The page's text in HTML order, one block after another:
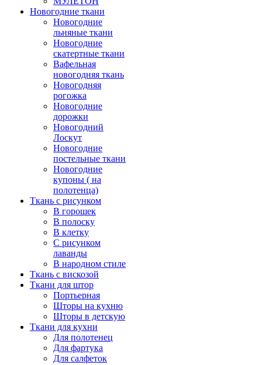
Новогодние ткани
Новогодние
льняные ткани
Новогодние
скатертные ткани
Вафельная
новогодняя ткань
Новогодняя
рогожка
Новогодние
дорожки
Новогодний
Лоскут
Новогодние
постельные ткани
Новогодние
купоны ( на
полотенца)
Ткань с рисунком
В горошек
В полоску
В клетку
С рисунком
лаванды
В народном стиле
Ткань с вискозой
Ткани для штор
Портьерная
Шторы на кухню
Шторы в детскую
Ткани для кухни
Для полотенец
Для фартука
Для салфеток